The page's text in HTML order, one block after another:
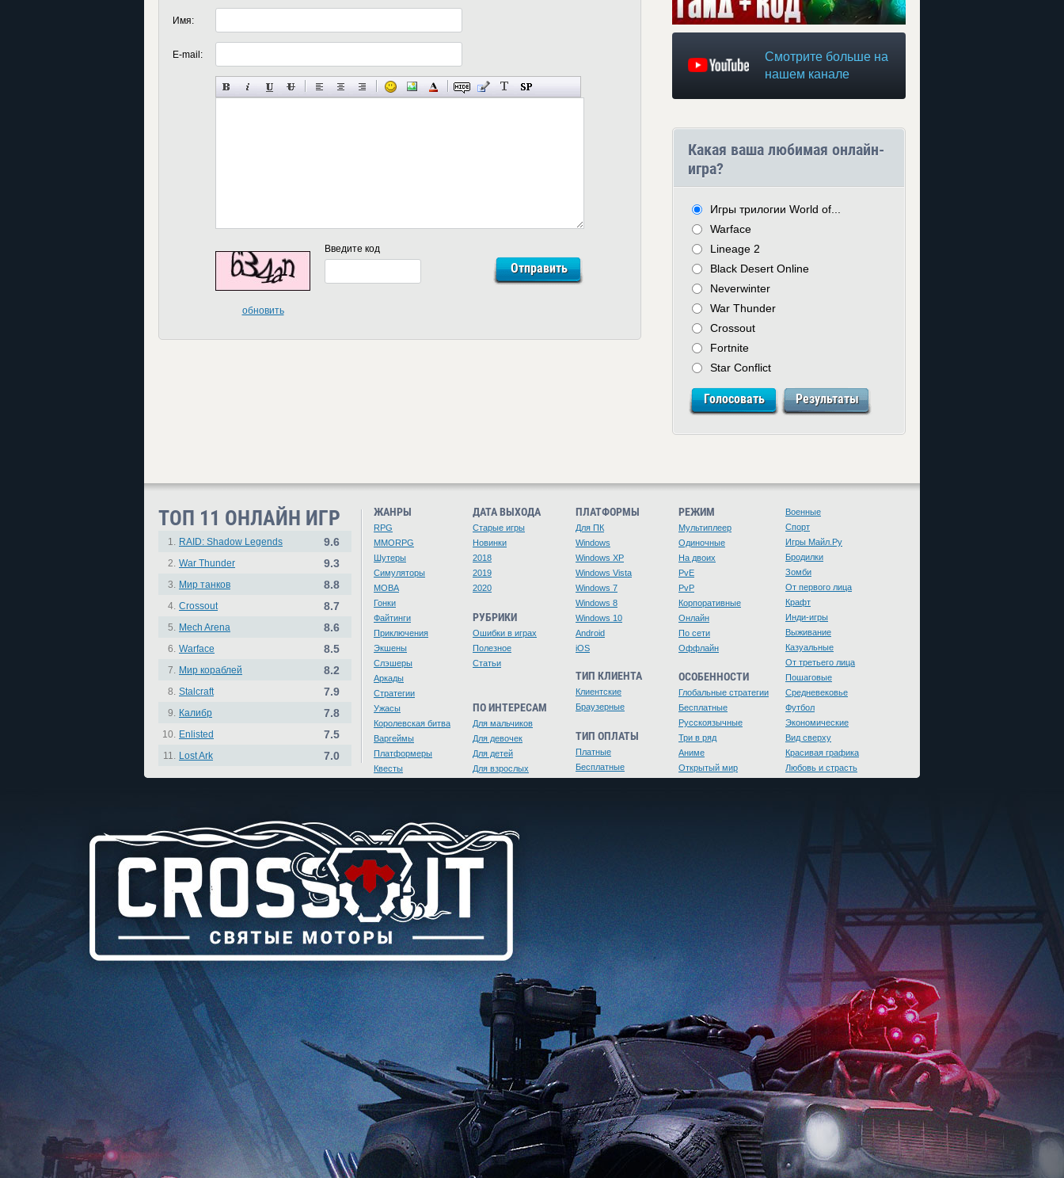
Имя:
E-mail:
обновить
Введите код
Смотрите больше на
нашем канале
Какая ваша любимая онлайн-
игра?
Игры трилогии World of...
Warface
Lineage 2
Black Desert Online
Neverwinter
War Thunder
Crossout
Fortnite
Star Conflict
ТОП 11 ОНЛАЙН ИГР
1. RAID: Shadow Legends 9.6
2. War Thunder 9.3
3. Мир танков 8.8
4. Crossout 8.7
5. Mech Arena 8.6
6. Warface 8.5
7. Мир кораблей 8.2
8. Stalcraft 7.9
9. Калибр 7.8
10. Enlisted 7.5
11. Lost Ark 7.0
ЖАНРЫ
RPG
MMORPG
Шутеры
Симуляторы
MOBA
Гонки
Файтинги
Приключения
Экшены
Слэшеры
Аркады
Стратегии
Ужасы
Королевская битва
Варгеймы
Платформеры
Квесты
ДАТА ВЫХОДА
Старые игры
Новинки
2018
2019
2020
РУБРИКИ
Ошибки в играх
Полезное
Статьи
ПО ИНТЕРЕСАМ
Для мальчиков
Для девочек
Для детей
Для взрослых
ПЛАТФОРМЫ
Для ПК
Windows
Windows XP
Windows Vista
Windows 7
Windows 8
Windows 10
Android
iOS
ТИП КЛИЕНТА
Клиентские
Браузерные
ТИП ОПЛАТЫ
Платные
Бесплатные
РЕЖИМ
Мультиплеер
Одиночные
На двоих
PvE
PvP
Корпоративные
Онлайн
По сети
Оффлайн
ОСОБЕННОСТИ
Глобальные стратегии
Бесплатные
Русскоязычные
Три в ряд
Аниме
Открытый мир
Военные
Спорт
Игры Майл.Ру
Бродилки
Зомби
От первого лица
Крафт
Инди-игры
Выживание
Казуальные
От третьего лица
Пошаговые
Средневековье
Футбол
Экономические
Вид сверху
Красивая графика
Любовь и страсть